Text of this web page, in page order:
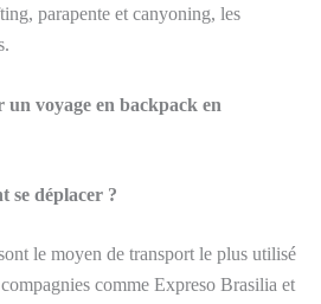
parapente et canyoning, les
voyage en backpack en
se déplacer ?
le moyen de transport le plus utilisé
comme Expreso Brasilia et